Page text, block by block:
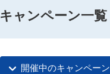
キャンペーン一覧
開催中のキャンペーン